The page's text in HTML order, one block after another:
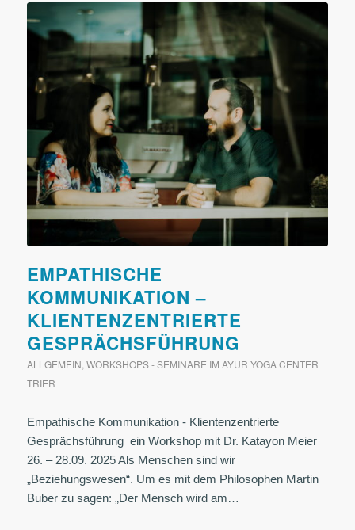
EMPATHISCHE
KOMMUNIKATION –
KLIENTENZENTRIERTE
GESPRÄCHSFÜHRUNG
ALLGEMEIN, WORKSHOPS - SEMINARE IM AYUR YOGA CENTER
TRIER
Empathische Kommunikation - Klientenzentrierte
Gesprächsführung ein Workshop mit Dr. Katayon Meier
26. – 28.09. 2025 Als Menschen sind wir
„Beziehungswesen“. Um es mit dem Philosophen Martin
Buber zu sagen: „Der Mensch wird am…